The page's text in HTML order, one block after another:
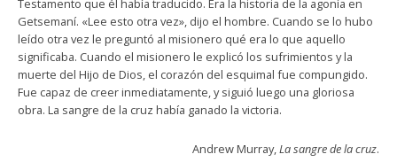
Testamento que él había traducido. Era la historia de la agonía en
Getsemaní. «Lee esto otra vez», dijo el hombre. Cuando se lo hubo
leído otra vez le preguntó al misionero qué era lo que aquello
significaba. Cuando el misionero le explicó los sufrimientos y la
muerte del Hijo de Dios, el corazón del esquimal fue compungido.
Fue capaz de creer inmediatamente, y siguió luego una gloriosa
obra. La sangre de la cruz había ganado la victoria.
Andrew Murray,La sangre de la cruz.